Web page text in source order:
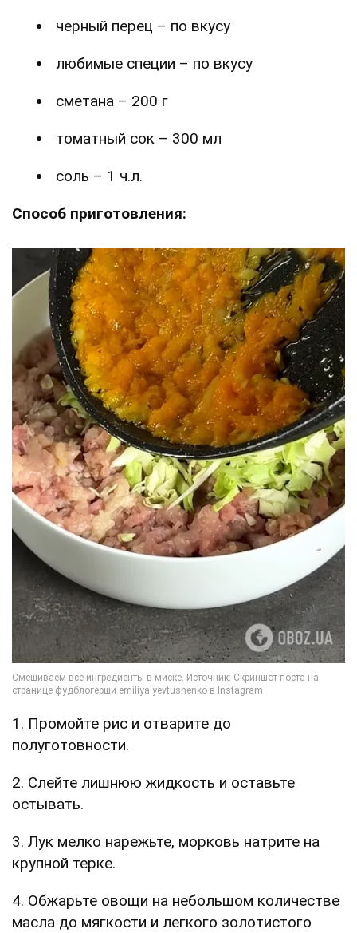
черный перец – по вкусу
любимые специи – по вкусу
сметана – 200 г
томатный сок – 300 мл
соль – 1 ч.л.
Способ приготовления:
1. Промойте рис и отварите до
полуготовности.
2. Слейте лишнюю жидкость и оставьте
остывать.
3. Лук мелко нарежьте, морковь натрите на
крупной терке.
4. Обжарьте овощи на небольшом количестве
масла до мягкости и легкого золотистого